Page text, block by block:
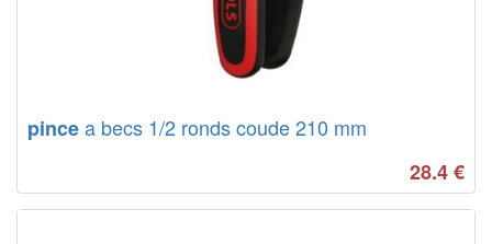
pincea becs 1/2 ronds coude 210 mm
28.4€